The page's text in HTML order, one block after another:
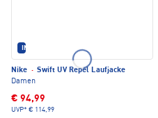
IM SET ERHÄLTLICH
Nike · Swift UV Repel Laufjacke
Damen
€ 94,99
UVP* € 114,99